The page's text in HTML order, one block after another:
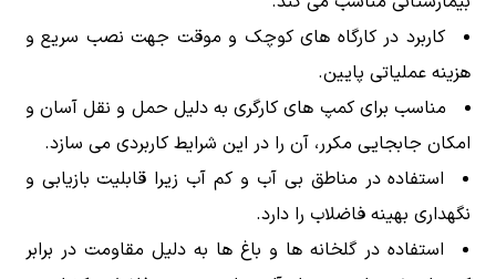
کاربرد در کارگاه های کوچک و موقت جهت نصب سریع و
هزینه عملیاتی پایین.
مناسب برای کمپ های کارگری به دلیل حمل و نقل آسان و
امکان جابجایی مکرر، آن را در این شرایط کاربردی می سازد.
استفاده در مناطق بی آب و کم آب زیرا قابلیت بازیابی و
نگهداری بهینه فاضلاب را دارد.
استفاده در گلخانه ها و باغ ها به دلیل مقاومت در برابر